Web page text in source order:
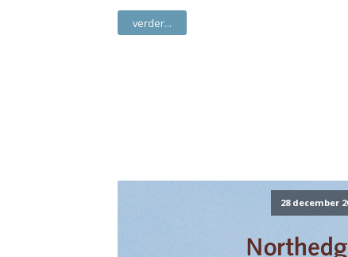
verder...
28 december